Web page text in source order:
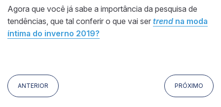
Agora que você já sabe a importância da pesquisa de
tendências, que tal conferir o que vai ser trend na moda
íntima do inverno 2019?
ANTERIOR PRÓXIMO